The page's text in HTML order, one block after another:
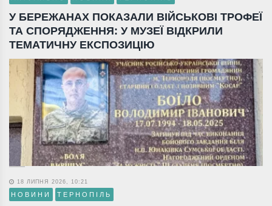
У БЕРЕЖАНАХ ПОКАЗАЛИ ВІЙСЬКОВІ ТРОФЕЇ
ТА СПОРЯДЖЕННЯ: У МУЗЕЇ ВІДКРИЛИ
ТЕМАТИЧНУ ЕКСПОЗИЦІЮ
18 ЛИПНЯ 2026, 10:21
НОВИНИ ТЕРНОПІЛЬ